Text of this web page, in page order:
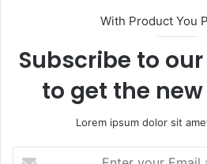
With Product You
Subscribe to
to get the
Lorem ipsum dolor sit